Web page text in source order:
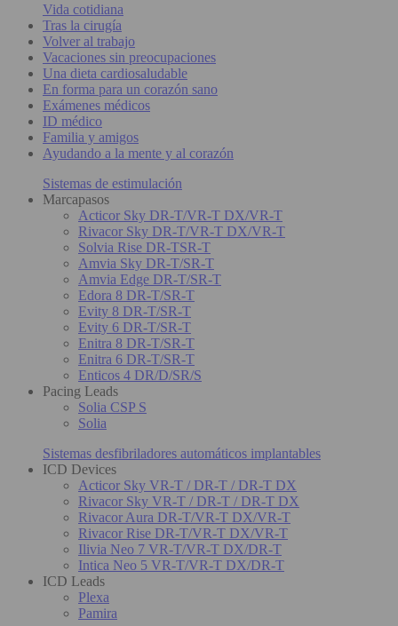
Vida cotidiana
Tras la cirugía
Volver al trabajo
Vacaciones sin preocupaciones
Una dieta cardiosaludable
En forma para un corazón sano
Exámenes médicos
ID médico
Familia y amigos
Ayudando a la mente y al corazón
Sistemas de estimulación
Marcapasos
Acticor Sky DR-T/VR-T DX/VR-T
Rivacor Sky DR-T/VR-T DX/VR-T
Solvia Rise DR-TSR-T
Amvia Sky DR-T/SR-T
Amvia Edge DR-T/SR-T
Edora 8 DR-T/SR-T
Evity 8 DR-T/SR-T
Evity 6 DR-T/SR-T
Enitra 8 DR-T/SR-T
Enitra 6 DR-T/SR-T
Enticos 4 DR/D/SR/S
Pacing Leads
Solia CSP S
Solia
Sistemas desfibriladores automáticos implantables
ICD Devices
Acticor Sky VR-T / DR-T / DR-T DX
Rivacor Sky VR-T / DR-T / DR-T DX
Rivacor Aura DR-T/VR-T DX/VR-T
Rivacor Rise DR-T/VR-T DX/VR-T
Ilivia Neo 7 VR-T/VR-T DX/DR-T
Intica Neo 5 VR-T/VR-T DX/DR-T
ICD Leads
Plexa
Pamira